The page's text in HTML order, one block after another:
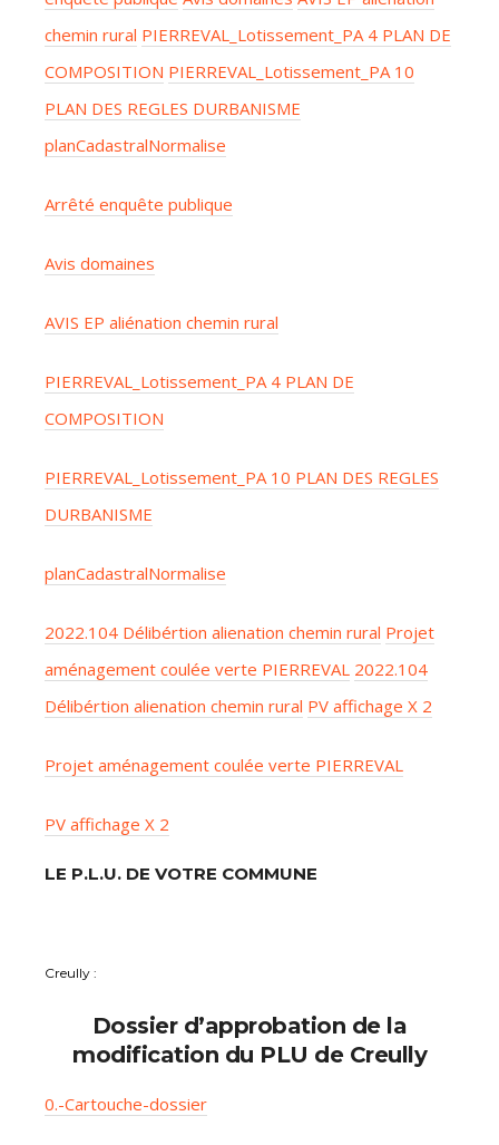
chemin rural PIERREVAL_Lotissement_PA 4 PLAN DE
COMPOSITION PIERREVAL_Lotissement_PA 10
PLAN DES REGLES DURBANISME
planCadastralNormalise
Arrêté enquête publique
Avis domaines
AVIS EP aliénation chemin rural
PIERREVAL_Lotissement_PA 4 PLAN DE
COMPOSITION
PIERREVAL_Lotissement_PA 10 PLAN DES REGLES
DURBANISME
planCadastralNormalise
2022.104 Délibértion alienation chemin rural Projet
aménagement coulée verte PIERREVAL 2022.104
Délibértion alienation chemin rural PV affichage X 2
Projet aménagement coulée verte PIERREVAL
PV affichage X 2
LE P.L.U. DE VOTRE COMMUNE
Creully :
Dossier d’approbation de la
modification du PLU de Creully
0.-Cartouche-dossier